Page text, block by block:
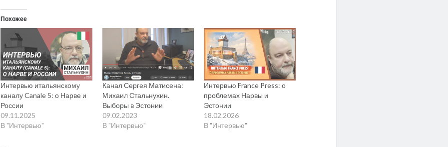
Похожее
Интервью итальянскому
каналу Canale 5: о Нарве и
России
09.11.2025
В "Интервью"
Канал Сергея Матисена:
Михаил Стальнухин.
Выборы в Эстонии
09.02.2023
В "Интервью"
Интервью France Press: о
проблемах Нарвы и
Эстонии
18.02.2026
В "Интервью"